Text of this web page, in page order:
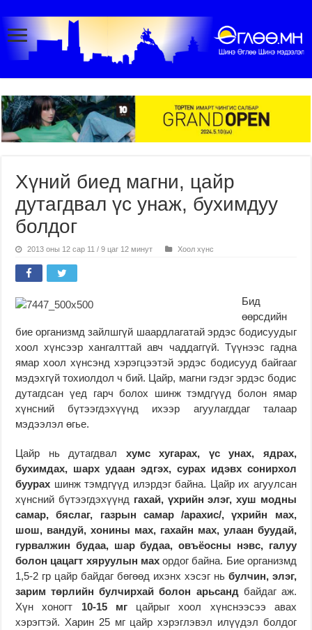
Хүний биед магни, цайр
дутагдвал үс унаж, бухимдуу
болдог
2013 оны 12 сар 11 / 9 цаг 12 минут Хоол хүнс
Бид
өөрсдийн
бие организмд зайлшгүй шаардлагатай эрдэс бодисуудыг
хоол хүнсээр хангалттай авч чаддаггүй. Түүнээс гадна
ямар хоол хүнсэнд хэрэгцээтэй эрдэс бодисууд байгааг
мэдэхгүй тохиолдол ч бий. Цайр, магни гэдэг эрдэс бодис
дутагдсан үед гарч болох шинж тэмдгүүд болон ямар
хүнсний бүтээгдэхүүнд ихээр агуулагддаг талаар
мэдээлэл өгье.
Цайр нь дутагдвал хумс хугарах, үс унах, ядрах,
бухимдах, шарх удаан эдгэх, сурах идэвх сонирхол
буурах шинж тэмдгүүд илэрдэг байна. Цайр их агуулсан
хүнсний бүтээгдэхүүнд гахай, үхрийн элэг, хуш модны
самар, бяслаг, газрын самар /арахис/, үхрийн мах,
шош, вандуй, хонины мах, гахайн мах, улаан буудай,
гурвалжин будаа, шар будаа, овъёосны нэвс, галуу
болон цацагт хяруулын махордог байна. Бие организмд
1,5-2 гр цайр байдаг бөгөөд ихэнх хэсэг нь булчин, элэг,
зарим төрлийн булчирхай болон арьсанд байдаг аж.
Хүн хоногт 10-15 мгцайрыг хоол хүнснээсээ авах
хэрэгтэй. Харин 25 мг цайр хэрэглэвэл илүүдэл болдог